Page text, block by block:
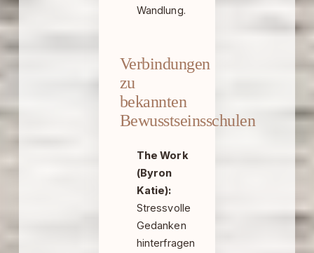
Wandlung.
Verbindungen
zu
bekannten
Bewusstseinsschulen
The Work
(Byron
Katie):
Stressvolle
Gedanken
hinterfragen